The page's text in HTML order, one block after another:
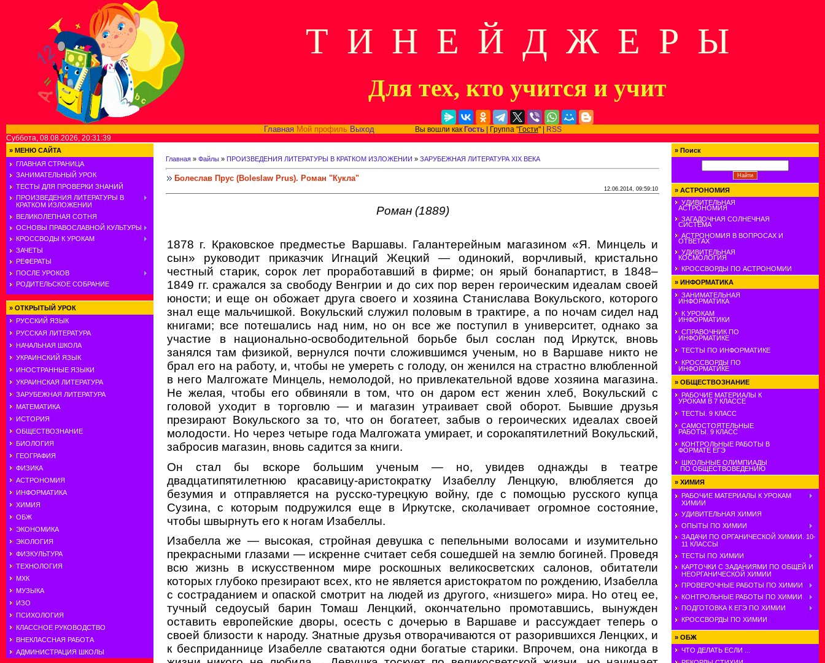
Т И Н Е Й Д Ж Е Р Ы
Для тех, кто учится и учит
Главная Мой профиль ВыходВы вошли как Гость| Группа "Гости" |
RSS
Суббота, 08.08.2026, 20:31:39
» МЕНЮ САЙТА
ГЛАВНАЯ СТРАНИЦА
ЗАНИМАТЕЛЬНЫЙ УРОК
ТЕСТЫ ДЛЯ ПРОВЕРКИ ЗНАНИЙ
ПРОИЗВЕДЕНИЯ ЛИТЕРАТУРЫ В
КРАТКОМ ИЗЛОЖЕНИИ
ВЕЛИКОЛЕПНАЯ СОТНЯ
ОСНОВЫ ПРАВОСЛАВНОЙ КУЛЬТУРЫ
КРОССВОДЫ К УРОКАМ
ЗАЧЕТЫ
РЕФЕРАТЫ
ПОСЛЕ УРОКОВ
РОДИТЕЛЬСКОЕ СОБРАНИЕ
» ОТКРЫТЫЙ УРОК
РУССКИЙ ЯЗЫК
РУССКАЯ ЛИТЕРАТУРА
НАЧАЛЬНАЯ ШКОЛА
УКРАИНСКИЙ ЯЗЫК
ИНОСТРАННЫЕ ЯЗЫКИ
УКРАИНСКАЯ ЛИТЕРАТУРА
ЗАРУБЕЖНАЯ ЛИТЕРАТУРА
МАТЕМАТИКА
ИСТОРИЯ
ОБЩЕСТВОЗНАНИЕ
БИОЛОГИЯ
ГЕОГРАФИЯ
ФИЗИКА
АСТРОНОМИЯ
ИНФОРМАТИКА
ХИМИЯ
ОБЖ
ЭКОНОМИКА
ЭКОЛОГИЯ
ФИЗКУЛЬТУРА
ТЕХНОЛОГИЯ
МХК
МУЗЫКА
ИЗО
ПСИХОЛОГИЯ
КЛАССНОЕ РУКОВОДСТВО
ВНЕКЛАССНАЯ РАБОТА
АДМИНИСТРАЦИЯ ШКОЛЫ
Главная » Файлы » ПРОИЗВЕДЕНИЯ ЛИТЕРАТУРЫ В КРАТКОМ ИЗЛОЖЕНИИ » ЗАРУБЕЖНАЯ ЛИТЕРАТУРА XIX ВЕКА
Болеслав Прус (Boleslaw Prus). Роман "Кукла"
12.06.2014, 09:59:10
Роман (1889)
1878 г. Краковское предместье Варшавы. Галантерейным магазином «Я. Минцель и
сын» руководит приказчик Игнаций Жецкий — одинокий, ворчливый, кристально
честный старик, сорок лет проработавший в фирме; он ярый бонапартист, в 1848–
1849 гг. сражался за свободу Венгрии и до сих пор верен героическим идеалам своей
юности; и еще он обожает друга своего и хозяина Станислава Вокульского, которого
знал еще мальчишкой. Вокульский служил половым в трактире, а по ночам сидел над
книгами; все потешались над ним, но он все же поступил в университет, однако за
участие в национально-освободительной борьбе был сослан под Иркутск, вновь
занялся там физикой, вернулся почти сложившимся ученым, но в Варшаве никто не
брал его на работу, и, чтобы не умереть с голоду, он женился на страстно влюбленной
в него Малгожате Минцель, немолодой, но привлекательной вдове хозяина магазина.
Не желая, чтобы его обвиняли в том, что он даром ест женин хлеб, Вокульский с
головой уходит в торговлю — и магазин утраивает свой оборот. Бывшие друзья
презирают Вокульского за то, что он богатеет, забыв о героических идеалах своей
молодости. Но через четыре года Малгожата умирает, и сорокапятилетний Вокульский,
забросив магазин, вновь садится за книги.
Он стал бы вскоре большим ученым — но, увидев однажды в театре
двадцатипятилетнюю красавицу-аристократку Изабеллу Ленцкую, влюбляется до
безумия и отправляется на русско-турецкую войну, где с помощью русского купца
Сузина, с которым подружился еще в Иркутске, сколачивает огромное состояние,
чтобы швырнуть его к ногам Изабеллы.
Изабелла же — высокая, стройная девушка с пепельными волосами и изумительно
прекрасными глазами — искренне считает себя сошедшей на землю богиней. Проведя
всю жизнь в искусственном мире роскошных великосветских салонов, обитатели
которых глубоко презирают всех, кто не является аристократом по рождению, Изабелла
с состраданием и опаской смотрит на людей из другого, «низшего» мира. Но отец ее,
тучный седоусый барин Томаш Ленцкий, окончательно промотавшись, вынужден
оставить европейские дворы, осесть с дочерью в Варшаве и рассуждает теперь о
своей близости к народу. Знатные друзья отворачиваются от разорившихся Ленцких, и
к бесприданнице Изабелле сватаются одни богатые старики. Впрочем, она никогда в
» Поиск
» АСТРОНОМИЯ
УДИВИТЕЛЬНАЯ
АСТРОНОМИЯ
ЗАГАДОЧНАЯ СОЛНЕЧНАЯ
СИСТЕМА
АСТРОНОМИЯ В ВОПРОСАХ И
ОТВЕТАХ
УДИВИТЕЛЬНАЯ
КОСМОЛОГИЯ
КРОССВОРДЫ ПО АСТРОНОМИИ
» ИНФОРМАТИКА
ЗАНИМАТЕЛЬНАЯ
ИНФОРМАТИКА
К УРОКАМ
ИНФОРМАТИКИ
СПРАВОЧНИК ПО
ИНФОРМАТИКЕ
ТЕСТЫ ПО ИНФОРМАТИКЕ
КРОССВОРДЫ ПО
ИНФОРМАТИКЕ
» ОБЩЕСТВОЗНАНИЕ
РАБОЧИЕ МАТЕРИАЛЫ К
УРОКАМ В 7 КЛАССЕ
ТЕСТЫ. 9 КЛАСС
САМОСТОЯТЕЛЬНЫЕ
РАБОТЫ. 9 КЛАСС
КОНТРОЛЬНЫЕ РАБОТЫ В
ФОРМАТЕ ЕГЭ
ШКОЛЬНЫЕ ОЛИМПИАДЫ
ПО ОБЩЕСТВОВЕДЕНИЮ
» ХИМИЯ
РАБОЧИЕ МАТЕРИАЛЫ К УРОКАМ
ХИМИИ
УДИВИТЕЛЬНАЯ ХИМИЯ
ОПЫТЫ ПО ХИМИИ
ЗАДАЧИ ПО ОРГАНИЧЕСКОЙ ХИМИИ. 10-
11 КЛАССЫ
ТЕСТЫ ПО ХИМИИ
КАРТОЧКИ С ЗАДАНИЯМИ ПО ОБЩЕЙ И
НЕОРГАНИЧЕСКОЙ ХИМИИ
ПРОВЕРОЧНЫЕ РАБОТЫ ПО ХИМИИ
КОНТРОЛЬНЫЕ РАБОТЫ ПО ХИМИИ
ПОДГОТОВКА К ЕГЭ ПО ХИМИИ
КРОССВОРДЫ ПО ХИМИИ
» ОБЖ
ЧТО ДЕЛАТЬ ЕСЛИ ...